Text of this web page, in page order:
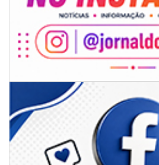
07/08/2026 | 07:00
Prefeitura de Itapema segue com
ITAPEMA